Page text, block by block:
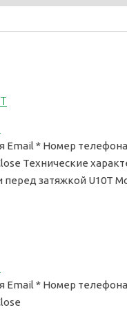
* Номер
Технические
затяжкой U10T
* Номер